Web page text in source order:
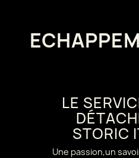
LE
STORIC
Une passion,un